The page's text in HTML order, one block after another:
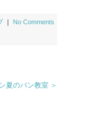
No Comments
夏のパン教室 ＞